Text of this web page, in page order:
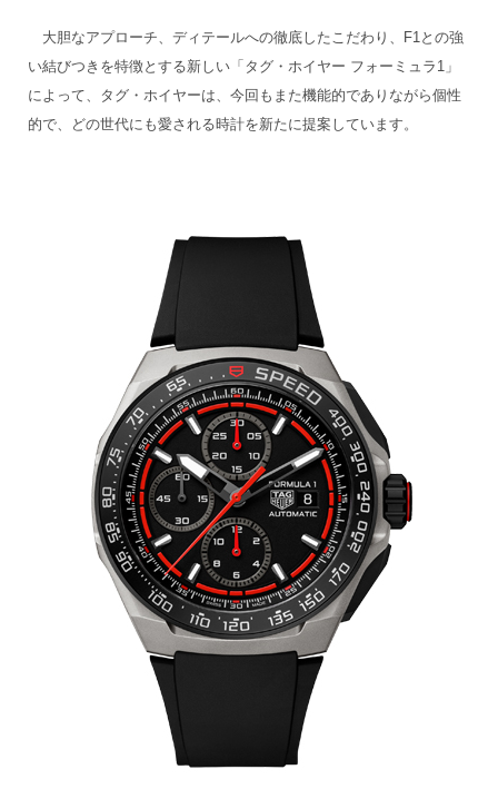
大胆なアプローチ、ディテールへの徹底したこだわり、F1との強
い結びつきを特徴とする新しい「タグ・ホイヤー フォーミュラ1」
によって、タグ・ホイヤーは、今回もまた機能的でありながら個性
的で、どの世代にも愛される時計を新たに提案しています。